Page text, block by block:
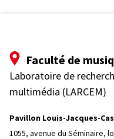
Faculté de
Laboratoire de
multimédia (LARCEM)
Pavillon Louis-Jacques-
1055, avenue du Séminaire,